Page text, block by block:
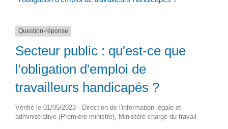
Question-réponse
Secteur public : qu'est-ce que
l'obligation d'emploi de
travailleurs handicapés ?
Vérifié le 01/05/2023 - Direction de l'information légale et
administrative (Première ministre), Ministère chargé du travail